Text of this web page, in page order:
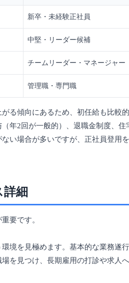
新卒・未経験正社員
中堅・リーダー候補
チームリーダー・マネージャー
管理職・専門職
る傾向にあるため、初任給も比較
年2回が一般的）、退職金制度、
い場合が多いですが、正社員登用
細
要です。
境を見極めます。基本的な業務遂
を見つけ、長期雇用の打診や求人